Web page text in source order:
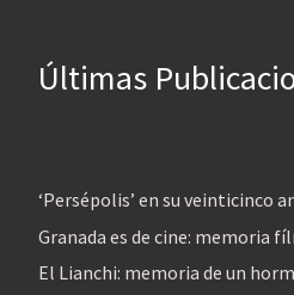
Últimas
‘Persépolis’ en su veinticinco
Granada es de cine: memoria
El Lianchi: memoria de un